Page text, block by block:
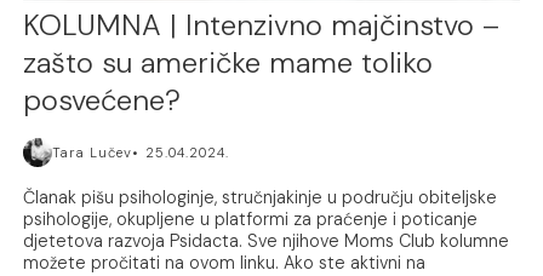
KOLUMNA | Intenzivno majčinstvo –
zašto su američke mame toliko
posvećene?
Tara Lučev 25.04.2024.
Članak pišu psihologinje, stručnjakinje u području obiteljske
psihologije, okupljene u platformi za praćenje i poticanje
djetetova razvoja Psidacta. Sve njihove Moms Club kolumne
možete pročitati na ovom linku. Ako ste aktivni na